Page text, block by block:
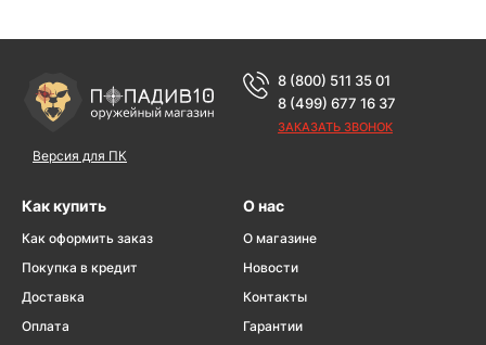
Версия для ПК
8 (800) 511 35 01
8 (499) 677 16 37
ЗАКАЗАТЬ ЗВОНОК
Как купить
Как оформить заказ
Покупка в кредит
Доставка
Оплата
О нас
О магазине
Новости
Контакты
Гарантии